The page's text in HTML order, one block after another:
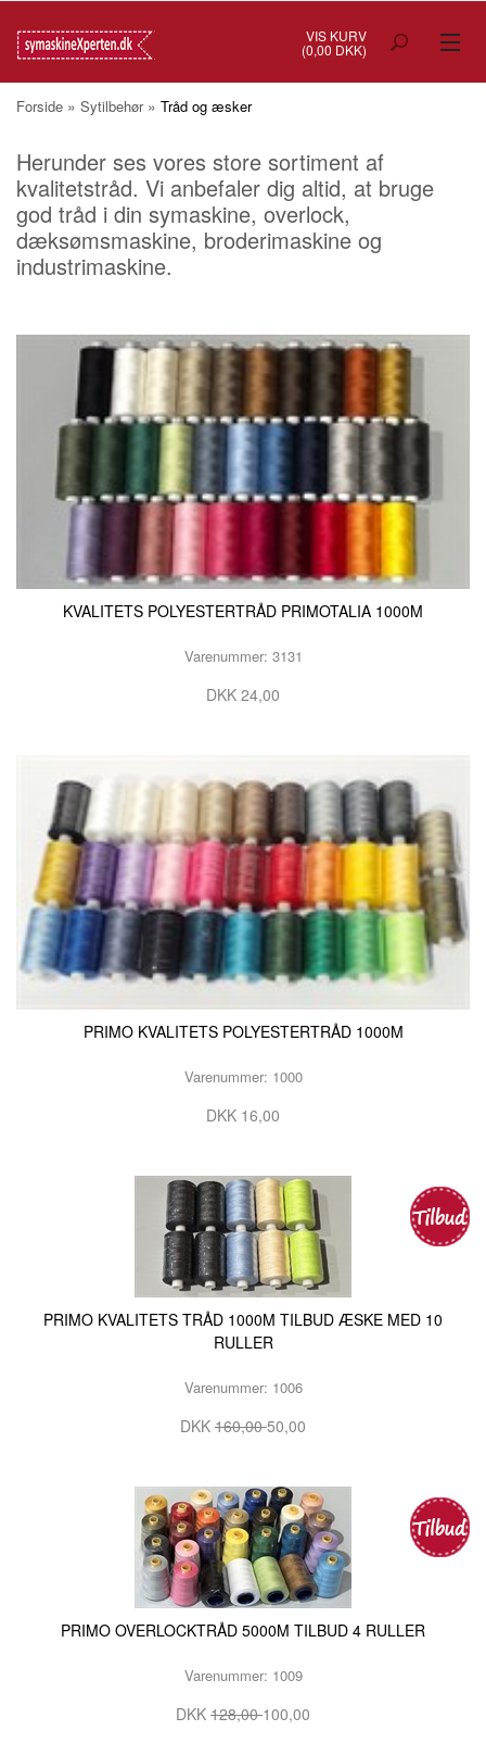
VIS KURV
(0,00 DKK)
OVERLOCK
COVERSTITCH
INDUSTRI
BRUGTE/DEMO
MASKIN TILBEHØR
SYTILBEHØR
KURSER
SCANNCUT
Forside » Sytilbehør» Tråd og æsker
Herunder ses vores store sortiment af
kvalitetstråd. Vi anbefaler dig altid, at bruge
god tråd i din symaskine, overlock,
dæksømsmaskine, broderimaskine og
industrimaskine.
KVALITETS POLYESTERTRÅD PRIMOTALIA 1000M
Varenummer: 3131
DKK 24,00
PRIMO KVALITETS POLYESTERTRÅD 1000M
Varenummer: 1000
DKK 16,00
PRIMO KVALITETS TRÅD 1000M TILBUD ÆSKE MED 10
RULLER
Varenummer: 1006
DKK 160,0050,00
PRIMO OVERLOCKTRÅD 5000M TILBUD 4 RULLER
Varenummer: 1009
DKK 128,00100,00